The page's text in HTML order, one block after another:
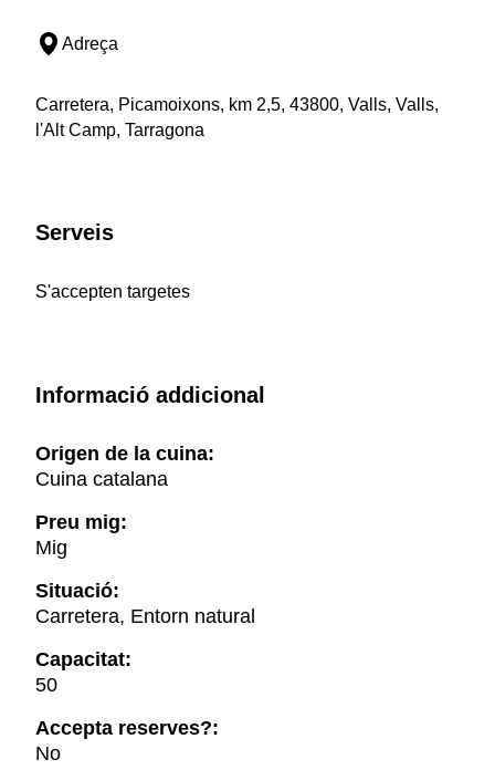
Adreça
Carretera, Picamoixons, km 2,5, 43800, Valls, Valls,
l'Alt Camp, Tarragona
Serveis
S'accepten targetes
Informació addicional
Origen de la cuina:
Cuina catalana
Preu mig:
Mig
Situació:
Carretera, Entorn natural
Capacitat:
50
Accepta reserves?:
No